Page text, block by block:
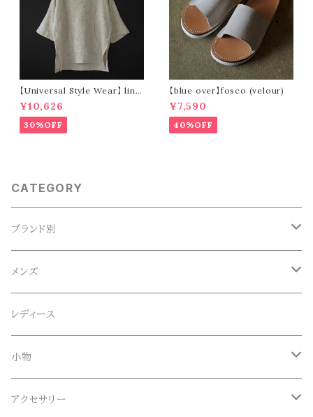
【Universal Style Wear】 line
n mexican parka (off white)
¥10,626
30%OFF
【blue over】fosco (velour)
¥7,590
40%OFF
CATEGORY
ブランド別
ACE SNKR(エーススニーカー)
Anapau,Seaing,ANAPAU UG
Blundstone(ブランドストーン)
CameOne(ケイムワン)
メンズ
トップス
Tシャツ
ロンT
ボトムス
ロング
セットアップ
レディース
小物
帽子、マフラー、手袋
アクセサリー